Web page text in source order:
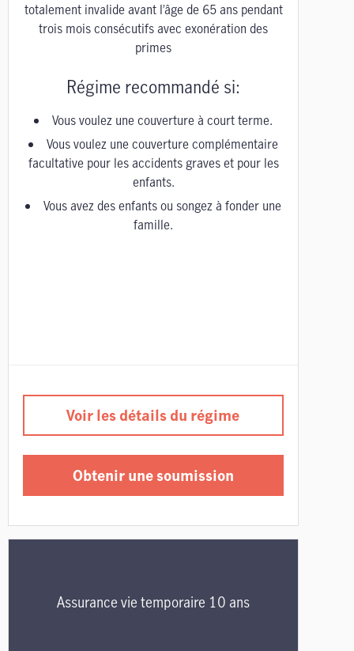
totalement invalide avant l’âge de 65 ans pendant
trois mois consécutifs avec exonération des
primes
Régime recommandé si:
Vous voulez une couverture à court terme.
Vous voulez une couverture complémentaire
facultative pour les accidents graves et pour les
enfants.
Vous avez des enfants ou songez à fonder une
famille.
Voir les détails du régime
Obtenir une soumission
Assurance vie temporaire 10 ans